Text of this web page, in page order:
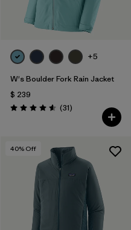
+5
W's Boulder Fork Rain Jacket
$ 239
Valoración: 4.5 / 5
(31Comentarios
)
40% Off